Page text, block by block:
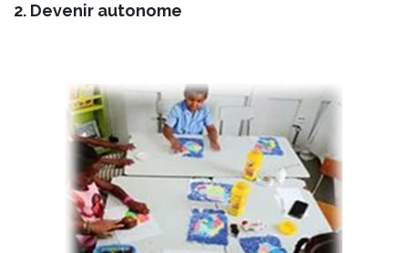
2. Devenir autonome